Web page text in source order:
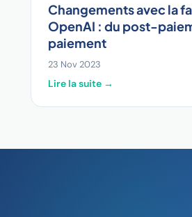
Changements avec la
OpenAI : du post-
paiement
23 Nov 2023
Lire la suite →